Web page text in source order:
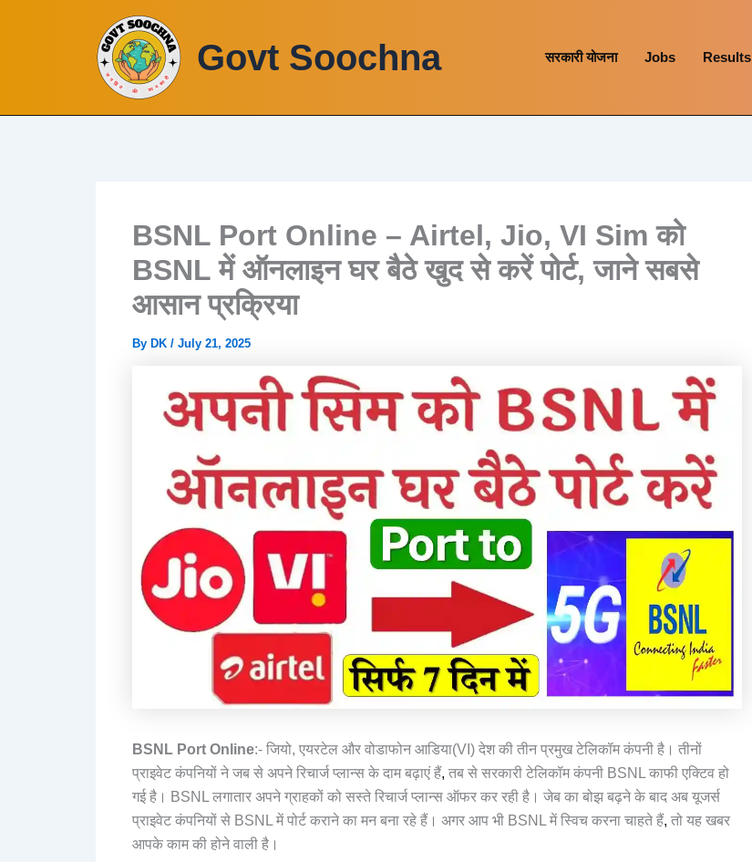
Govt Soochna सरकारी योजना Jobs Results
BSNL Port Online – Airtel, Jio, VI Sim को
BSNL में ऑनलाइन घर बैठे खुद से करें पोर्ट, जाने सबसे
आसान प्रक्रिया
By DK / July 21, 2025
BSNL Port Online:- जियो, एयरटेल और वोडाफोन आडिया(VI) देश की तीन प्रमुख टेलिकॉम कंपनी है। तीनों
प्राइवेट कंपनियों ने जब से अपने रिचार्ज प्लान्स के दाम बढ़ाएं हैं, तब से सरकारी टेलिकॉम कंपनी BSNL काफी एक्टिव हो
गई है। BSNL लगातार अपने ग्राहकों को सस्ते रिचार्ज प्लान्स ऑफर कर रही है। जेब का बोझ बढ़ने के बाद अब यूजर्स
प्राइवेट कंपनियों से BSNL में पोर्ट कराने का मन बना रहे हैं। अगर आप भी BSNL में स्विच करना चाहते हैं, तो यह खबर
आपके काम की होने वाली है।